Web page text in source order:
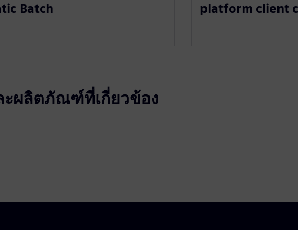
Batch
platform client
ผลิตภัณฑ์ที่เกี่ยวข้อง